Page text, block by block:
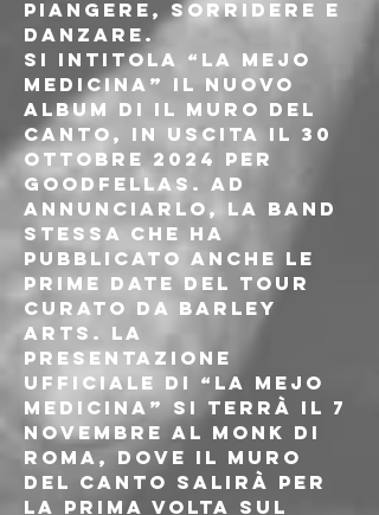
piangere, sorridere e
danzare.
Si intitola “La Mejo
Medicina” il nuovo
album di IL MURO DEL
CANTO, in uscita il 30
ottobre 2024 per
Goodfellas. Ad
annunciarlo, la band
stessa che ha
pubblicato anche le
prime date del tour
curato da Barley
Arts. La
presentazione
ufficiale di “La Mejo
Medicina” si terrà il 7
novembre al Monk di
Roma, dove Il Muro
del Canto salirà per
la prima volta sul